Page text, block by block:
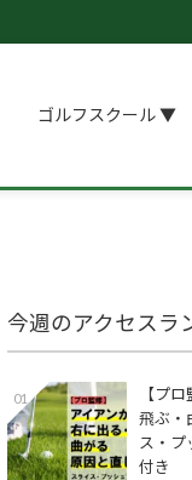
ゴルフスクール ▼
今週のアクセスラ
01
【プ
飛ぶ・
ス・プ
付き